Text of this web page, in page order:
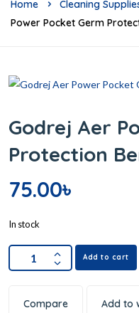
Home Cleaning
Power Pocket Germ
Godrej Aer
Protection
75.00৳
In stock
Add to cart
Compare Add to